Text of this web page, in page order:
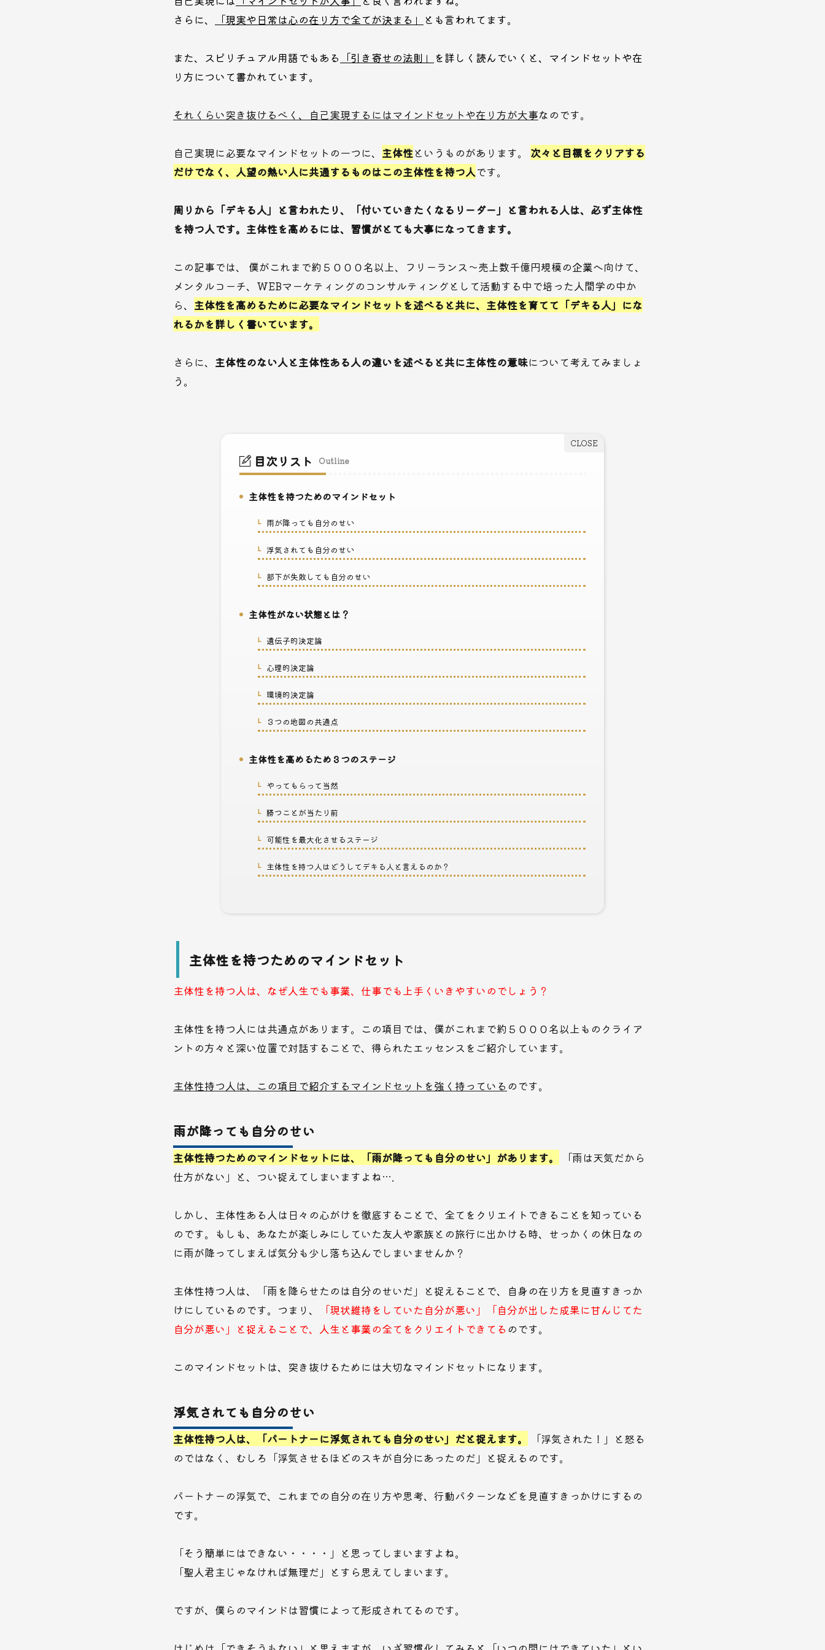
さらに、
「現実や日常は心の在り方で全てが決まる」 とも言われてます。
また、スピリチュアル用語でもある 「引き寄せの法則」 を詳しく読んでいくと、マインドセットや在
り方について書かれています。
それくらい突き抜けるべく、自己実現するにはマインドセットや在り方が大事なのです。
自己実現に必要なマインドセットの一つに、 主体性というものがあります。 次々と目標をクリアする
だけでなく、人望の熱い人に共通するものはこの主体性を持つ人です。
周りから「デキる人」と言われたり、「付いていきたくなるリーダー」と言われる人は、必ず主体性
を持つ人です。主体性を高めるには、習慣がとても大事になってきます。
この記事では、 僕がこれまで約５０００名以上、フリーランス〜売上数千億円規模の企業へ向けて、
メンタルコーチ、WEBマーケティングのコンサルティングとして活動する中で培った人間学の中か
ら、 主体性を高めるために必要なマインドセットを述べると共に、主体性を育てて「デキる人」にな
れるかを詳しく書いています。
さらに、 主体性のない人と主体性ある人の違いを述べると共に主体性の意味について考えてみましょ
う。
目次リスト Outline
1.
主体性を持つためのマインドセット
1-1.雨が降っても自分のせい
1-2.浮気されても自分のせい
1-3.部下が失敗しても自分のせい
2.
主体性がない状態とは？
2-1.遺伝子的決定論
2-2.心理的決定論
2-3.環境的決定論
2-4.３つの地図の共通点
3.
主体性を高めるため３つのステージ
3-1.やってもらって当然
3-2.勝つことが当たり前
3-3.可能性を最大化させるステージ
3-4.主体性を持つ人はどうしてデキる人と言えるのか？
主体性を持つためのマインドセット
主体性を持つ人は、なぜ人生でも事業、仕事でも上手くいきやすいのでしょう？
主体性を持つ人には共通点があります。この項目では、僕がこれまで約５０００名以上ものクライア
ントの方々と深い位置で対話することで、得られたエッセンスをご紹介しています。
主体性持つ人は、この項目で紹介するマインドセットを強く持っている のです。
雨が降っても自分のせい
主体性持つためのマインドセットには、「雨が降っても自分のせい」があります。
「雨は天気だから
仕方がない」と、つい捉えてしまいますよね….
しかし、主体性ある人は日々の心がけを徹底することで、全てをクリエイトできることを知っている
のです。もしも、あなたが楽しみにしていた友人や家族との旅行に出かける時、せっかくの休日なの
に雨が降ってしまえば気分も少し落ち込んでしまいませんか？
主体性持つ人は、「雨を降らせたのは自分のせいだ」と捉えることで、自身の在り方を見直すきっか
けにしているのです。つまり、
「現状維持をしていた自分が悪い」「自分が出した成果に甘んじてた
自分が悪い」と捉えることで、人生と事業の全てをクリエイトできてる のです。
このマインドセットは、突き抜けるためには大切なマインドセットになります。
浮気されても自分のせい
主体性持つ人は、「パートナーに浮気されても自分のせい」だと捉えます。
「浮気された！」と怒る
のではなく、むしろ「浮気させるほどのスキが自分にあったのだ」と捉えるのです。
パートナーの浮気で、これまでの自分の在り方や思考、行動パターンなどを見直すきっかけにするの
です。
「そう簡単にはできない・・・・」と思ってしまいますよね。
「聖人君主じゃなければ無理だ」とすら思えてしまいます。
ですが、僕らのマインドは習慣によって形成されてるのです。